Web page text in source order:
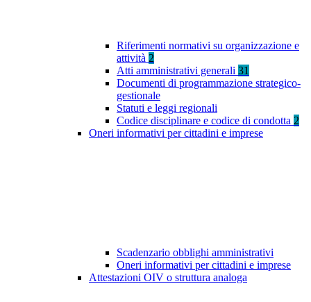
Riferimenti normativi su organizzazione e
attività 2
Atti amministrativi generali 31
Documenti di programmazione strategico-
gestionale
Statuti e leggi regionali
Codice disciplinare e codice di condotta 2
Oneri informativi per cittadini e imprese
Scadenzario obblighi amministrativi
Oneri informativi per cittadini e imprese
Attestazioni OIV o struttura analoga